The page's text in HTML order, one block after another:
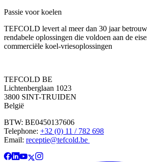
Passie voor koelen
TEFCOLD levert al meer dan 30 jaar
rendabele oplossingen die voldoen aan de
commerciële koel-vriesoplossingen
TEFCOLD BE
Lichtenberglaan 1023
3800 SINT-TRUIDEN
België
BTW: BE0450137606
Telephone: +32 (0) 11 / 782 698
Email: receptie@tefcold.be